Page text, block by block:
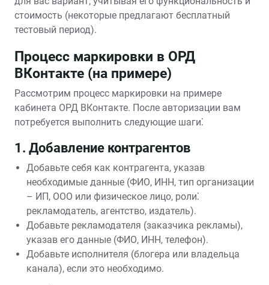
стоимость (некоторые предлагают бесплатный
тестовый период).
Процесс маркировки в ОРД
ВКонтакте (на примере)
Рассмотрим процесс маркировки на примере
кабинета ОРД ВКонтакте. После авторизации вам
потребуется выполнить следующие шаги⁚
1. Добавление контрагентов
Добавьте себя как контрагента, указав
необходимые данные (ФИО, ИНН, тип организации
– ИП, ООО или физическое лицо, роли⁚
рекламодатель, агентство, издатель).
Добавьте рекламодателя (заказчика рекламы),
указав его данные (ФИО, ИНН, телефон).
Добавьте исполнителя (блогера или владельца
канала), если это необходимо.